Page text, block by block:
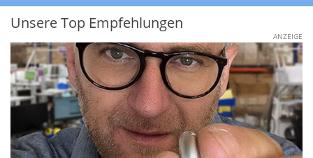
Unsere Top Empfehlungen
ANZEIGE